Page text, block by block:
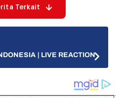
Terkait
| LIVE REACTION